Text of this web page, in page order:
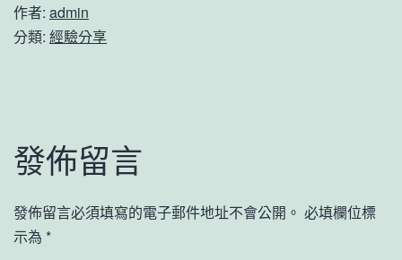
作者: admin
分類: 經驗分享
發佈留言
發佈留言必須填寫的電子郵件地址不會公開。 必填欄位標
示為 *